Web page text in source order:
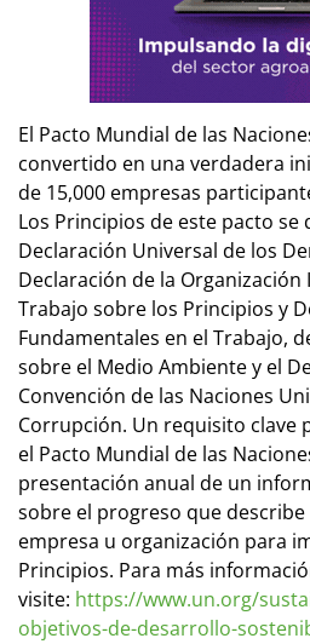
El Pacto Mundial de las
convertido en una verdadera
de 15,000 empresas
Los Principios de este pacto se
Declaración Universal de los
Declaración de la
Trabajo sobre los Principios y
Fundamentales en el Trabajo,
sobre el Medio Ambiente y el
Convención de las Naciones
Corrupción. Un requisito clave
el Pacto Mundial de las
presentación anual de un
sobre el progreso que
empresa u organización para
Principios. Para más
visite: https://www.un.org/
objetivos-de-desarrollo-